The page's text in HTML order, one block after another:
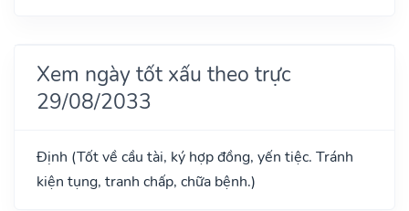
Xem ngày tốt xấu theo trực
29/08/2033
Định (Tốt về cầu tài, ký hợp đồng, yến tiệc. Tránh
kiện tụng, tranh chấp, chữa bệnh.)